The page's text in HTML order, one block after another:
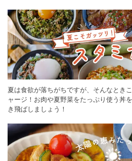
夏は食欲が落ちがちですが、そんなとき
ャージ！お肉や夏野菜をたっぷり使う丼
き飛ばしましょう！